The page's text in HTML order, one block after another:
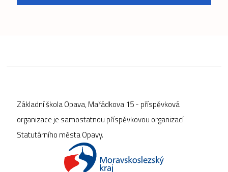
Základní škola Opava, Mařádkova 15 - příspěvková
organizace je samostatnou příspěvkovou organizací
Statutárního města Opavy.